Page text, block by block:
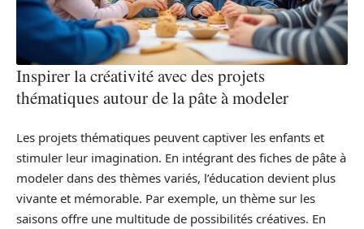
Inspirer la créativité avec des projets
thématiques autour de la pâte à modeler
Les projets thématiques peuvent captiver les enfants et
stimuler leur imagination. En intégrant des fiches de pâte à
modeler dans des thèmes variés, l’éducation devient plus
vivante et mémorable. Par exemple, un thème sur les
saisons offre une multitude de possibilités créatives. En